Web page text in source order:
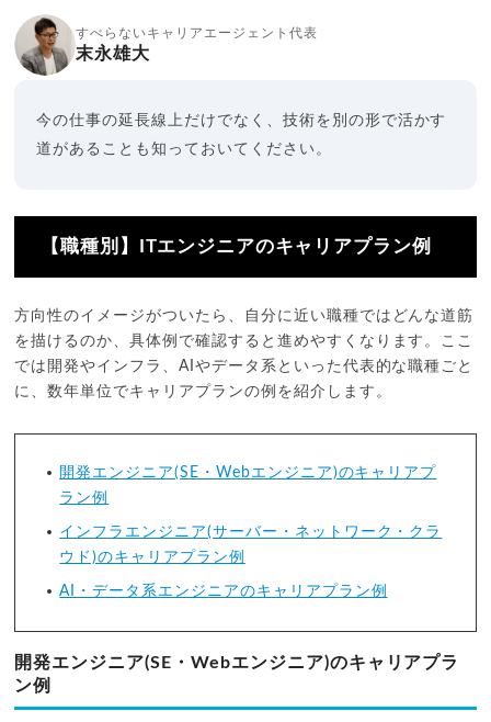
すべらないキャリアエージェント代表
末永雄大
今の仕事の延長線上だけでなく、技術を別の形で活かす
道があることも知っておいてください。
【職種別】ITエンジニアのキャリアプラン例
方向性のイメージがついたら、自分に近い職種ではどんな道筋
を描けるのか、具体例で確認すると進めやすくなります。ここ
では開発やインフラ、AIやデータ系といった代表的な職種ごと
に、数年単位でキャリアプランの例を紹介します。
開発エンジニア(SE・Webエンジニア)のキャリアプ
ラン例
インフラエンジニア(サーバー・ネットワーク・クラ
ウド)のキャリアプラン例
AI・データ系エンジニアのキャリアプラン例
開発エンジニア(SE・Webエンジニア)のキャリアプラ
ン例